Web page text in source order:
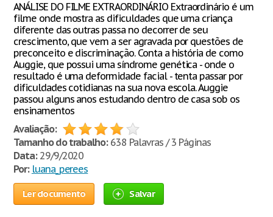
ANÁLISE DO FILME EXTRAORDINÁRIO Extraordinário é um
filme onde mostra as dificuldades que uma criança
diferente das outras passa no decorrer de seu
crescimento, que vem a ser agravada por questões de
preconceito e discriminação. Conta a história de como
Auggie, que possui uma síndrome genética - onde o
resultado é uma deformidade facial - tenta passar por
dificuldades cotidianas na sua nova escola. Auggie
passou alguns anos estudando dentro de casa sob os
ensinamentos
Avaliação:
Tamanho do trabalho:638 Palavras / 3 Páginas
Data:29/9/2020
Por: luana_perees
Ler documento Salvar